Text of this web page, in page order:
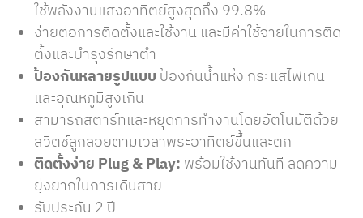
ใช้พลังงานแสงอาทิตย์สูงสุดถึง 99.8%​
ง่ายต่อการติดตั้งและใช้งาน และมีค่าใช้จ่ายในการติด
ตั้งและบำรุงรักษาต่ำ
ป้องกันหลายรูปแบบ ป้องกันน้ำแห้ง กระแสไฟเกิน
และอุณหภูมิสูงเกิน​
สามารถสตาร์ทและหยุดการทำงานโดยอัตโนมัติด้วย
สวิตช์ลูกลอยตามเวลาพระอาทิตย์ขึ้นและตก
ติดตั้งง่าย Plug & Play: พร้อมใช้งานทันที ลดความ
ยุ่งยากในการเดินสาย​
รับประกัน 2 ปี